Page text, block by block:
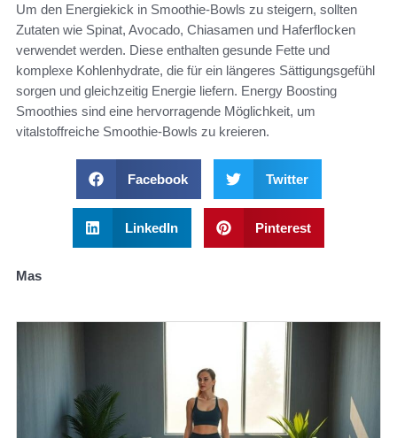
Um den Energiekick in Smoothie-Bowls zu steigern, sollten
Zutaten wie Spinat, Avocado, Chiasamen und Haferflocken
verwendet werden. Diese enthalten gesunde Fette und
komplexe Kohlenhydrate, die für ein längeres Sättigungsgefühl
sorgen und gleichzeitig Energie liefern. Energy Boosting
Smoothies sind eine hervorragende Möglichkeit, um
vitalstoffreiche Smoothie-Bowls zu kreieren.
Facebook Twitter
LinkedIn Pinterest
Mas